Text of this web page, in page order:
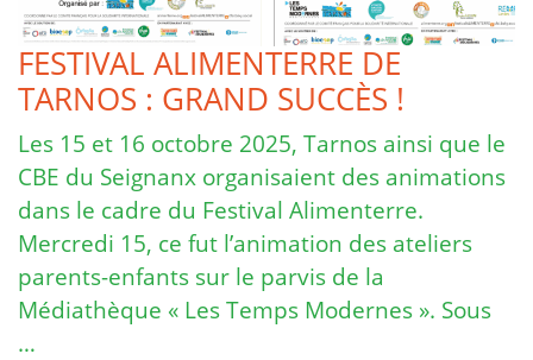
FESTIVAL ALIMENTERRE DE
TARNOS : GRAND SUCCÈS !
Les 15 et 16 octobre 2025, Tarnos ainsi que le
CBE du Seignanx organisaient des animations
dans le cadre du Festival Alimenterre.
Mercredi 15, ce fut l’animation des ateliers
parents-enfants sur le parvis de la
Médiathèque « Les Temps Modernes ». Sous
…